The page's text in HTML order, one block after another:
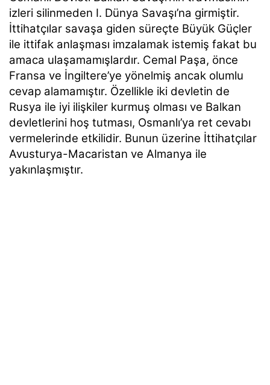
izleri silinmeden I. Dünya Savaşı’na girmiştir.
İttihatçılar savaşa giden süreçte Büyük Güçler
ile ittifak anlaşması imzalamak istemiş fakat bu
amaca ulaşamamışlardır. Cemal Paşa, önce
Fransa ve İngiltere’ye yönelmiş ancak olumlu
cevap alamamıştır. Özellikle iki devletin de
Rusya ile iyi ilişkiler kurmuş olması ve Balkan
devletlerini hoş tutması, Osmanlı’ya ret cevabı
vermelerinde etkilidir. Bunun üzerine İttihatçılar
Avusturya-Macaristan ve Almanya ile
yakınlaşmıştır.